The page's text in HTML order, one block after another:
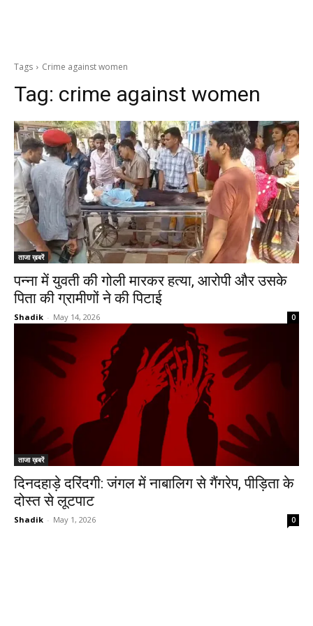
Tags Crime against women
Tag: crime against women
ताजा ख़बरें
पन्ना में युवती की गोली मारकर हत्या, आरोपी और उसके
पिता की ग्रामीणों ने की पिटाई
Shadik - May 14, 2026 0
ताजा ख़बरें
दिनदहाड़े दरिंदगी: जंगल में नाबालिग से गैंगरेप, पीड़िता के
दोस्त से लूटपाट
Shadik - May 1, 2026 0